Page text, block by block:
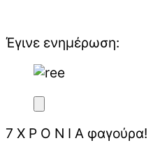
Έγινε ενημέρωση:
7 Χ Ρ Ο Ν Ι Α φαγούρα!